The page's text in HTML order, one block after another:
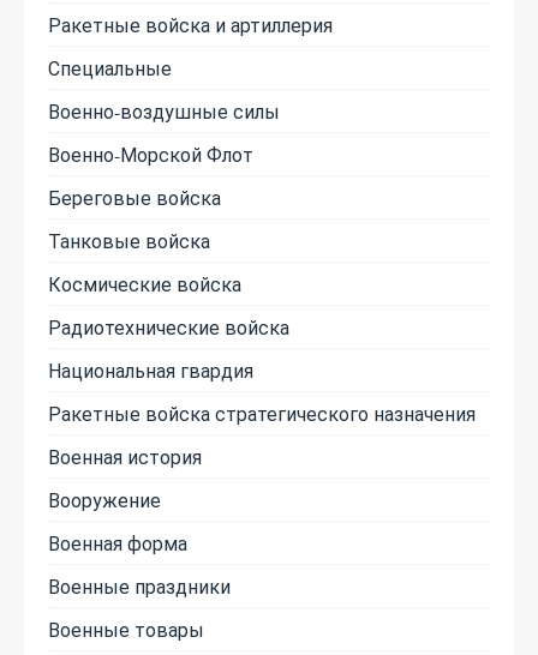
Ракетные войска и артиллерия
Специальные
Военно-воздушные силы
Военно-Морской Флот
Береговые войска
Танковые войска
Космические войска
Радиотехнические войска
Национальная гвардия
Ракетные войска стратегического назначения
Военная история
Вооружение
Военная форма
Военные праздники
Военные товары